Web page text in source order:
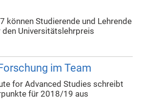
können Studierende und Lehrende
Universitätslehrpreis
im Team
for Advanced Studies schreibt
für 2018/19 aus